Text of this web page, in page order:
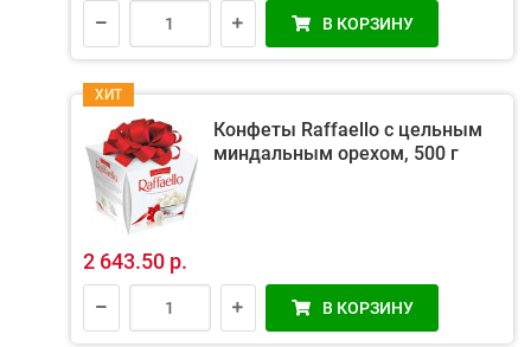
В КОРЗИНУ
ХИТ
Конфеты Raffaello с цельным
миндальным орехом, 500 г
2 643.50 р.
В КОРЗИНУ